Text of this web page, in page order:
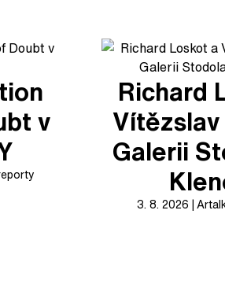
v
Richard
Galerii
3. 8. 2026